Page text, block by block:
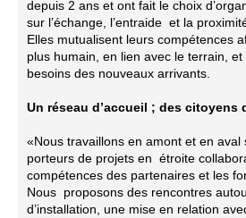
depuis 2 ans et ont fait le choix
sur l’échange, l’entraide et la
Elles mutualisent leurs compétences
plus humain, en lien avec le terrain,
besoins des nouveaux arrivants.
Un réseau d’accueil ; des
«Nous travaillons en amont et en aval
porteurs de projets en étroite
compétences des partenaires et les
Nous proposons des rencontres
d’installation, une mise en relation